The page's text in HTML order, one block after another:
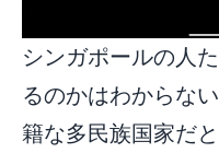
シンガポールの人
るのかはわからな
籍な多民族国家だ